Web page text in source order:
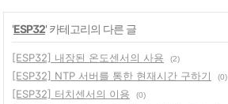
'ESP32' 카테고리의 다른 글
[ESP32] 내장된 온도센서의 사용 (2)
[ESP32] NTP 서버를 통한 현재시간 구하기
(0)
[ESP32] 터치센서의 이용
(0)